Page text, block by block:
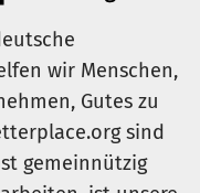
Spende zählt.
wir Menschen,
Gutes zu
sind
gemeinnützig